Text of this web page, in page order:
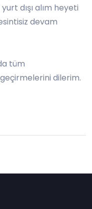
dışı alım heyeti
devam
tüm
geçirmelerini dilerim.